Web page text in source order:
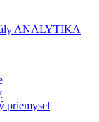
ANALYTIKA
priemysel